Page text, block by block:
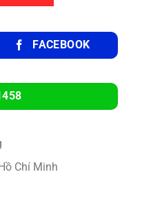
FACEBOOK
Chí Minh